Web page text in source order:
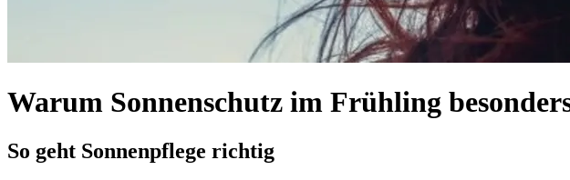
Warum Sonnenschutz im Frühling
So geht Sonnenpflege richtig